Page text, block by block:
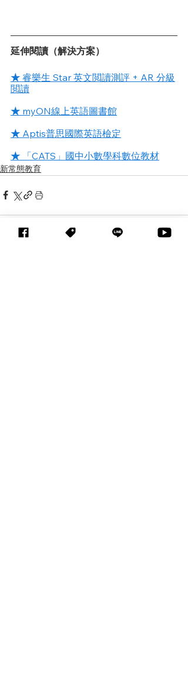
延伸閱讀（解決方案）
★ 睿樂生 Star 英文閲讀測評 + AR 分級
閲讀
★ myON線上英語圖書館
★ Aptis普思國際英語檢定
★
「CATS」國中小數學科數位教材
新常態教育